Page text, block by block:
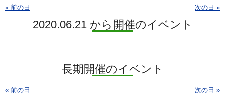
« 前の日 次の日 »
2020.06.21 から開催のイベント
長期開催のイベント
« 前の日 次の日 »